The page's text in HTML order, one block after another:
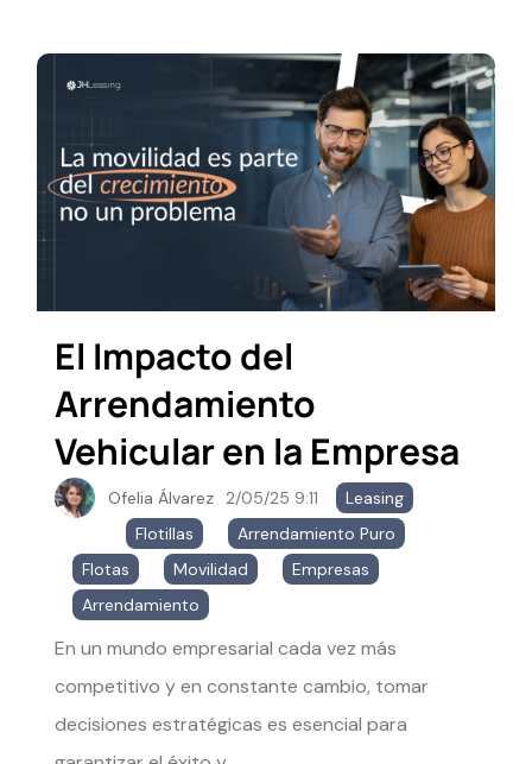
El Impacto del
Arrendamiento
Vehicular en la Empresa
Ofelia Álvarez 2/05/25 9:11 Leasing
Flotillas
Arrendamiento Puro
Flotas
Movilidad Empresas
Arrendamiento
En un mundo empresarial cada vez más
competitivo y en constante cambio, tomar
decisiones estratégicas es esencial para